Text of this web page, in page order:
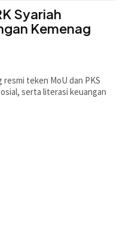
Syariah
Kemenag
resmi teken MoU dan PKS
serta literasi keuangan